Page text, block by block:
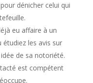
dénicher celui qui
eu affaire à un
étudiez les avis sur
de sa notoriété.
est compétent